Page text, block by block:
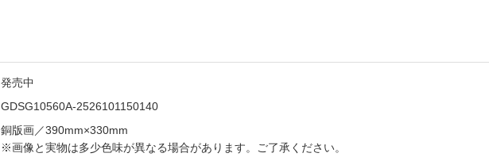
発売中
GDSG10560A-2526101150140
銅版画／390mm×330mm
※画像と実物は多少色味が異なる場合があります。ご了承ください。